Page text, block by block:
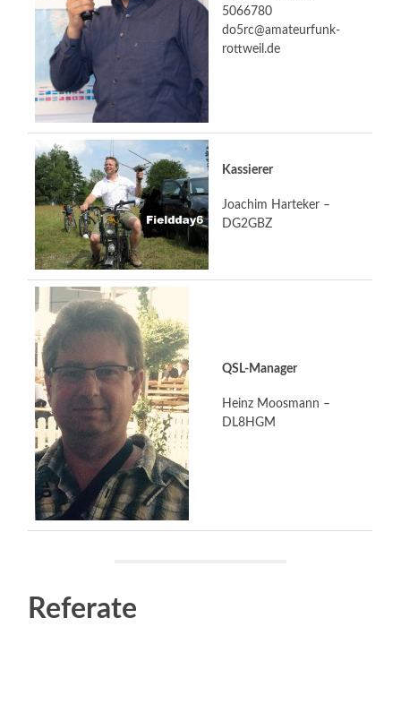
5066780
do5rc@amateurfunk-
rottweil.de
Kassierer
Joachim Harteker –
DG2GBZ
QSL-Manager
Heinz Moosmann –
DL8HGM
Referate